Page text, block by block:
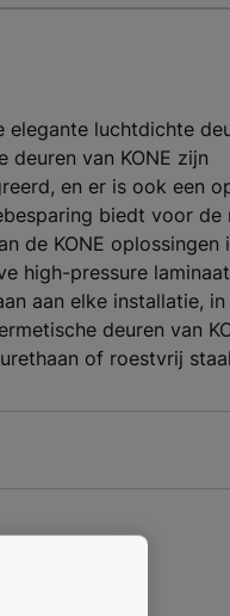
elegante luchtdichte
van KONE zijn
en er is ook een
biedt voor de
de KONE oplossingen
high-pressure
aan elke installatie, in
deuren van
of roestvrij